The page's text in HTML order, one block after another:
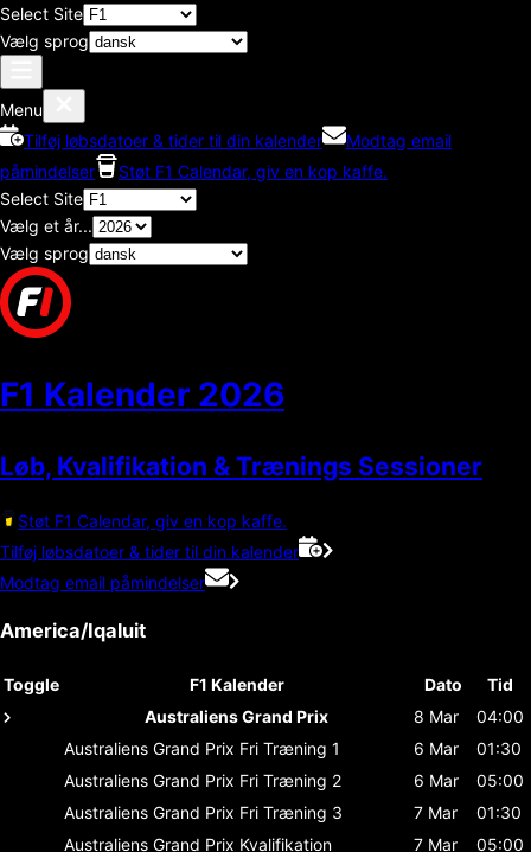
Select Site
Vælg sprog
Menu
Tilføj løbsdatoer & tider til din kalender
Modtag email
påmindelser
Støt F1 Calendar, giv en kop kaffe.
Select Site
Vælg et år...
Vælg sprog
F1 Kalender 2026
Løb, Kvalifikation & Trænings Sessioner
Støt F1 Calendar, giv en kop kaffe.
Tilføj løbsdatoer & tider til din kalender
Modtag email påmindelser
America/Iqaluit
Toggle F1 Kalender Dato
Tid
Australiens Grand Prix
8 Mar
04:00
Australiens Grand Prix Fri Træning 1 6 Mar
01:30
Australiens Grand Prix Fri Træning 2 6 Mar
05:00
Australiens Grand Prix Fri Træning 3 7 Mar
01:30
Australiens Grand Prix Kvalifikation 7 Mar
05:00